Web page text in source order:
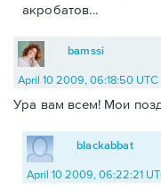
акробатов...
bamssi
April 10 2009, 06:18:50 UTC
Ура вам всем! Мои
blackabbat
April 10 2009, 06:22:21